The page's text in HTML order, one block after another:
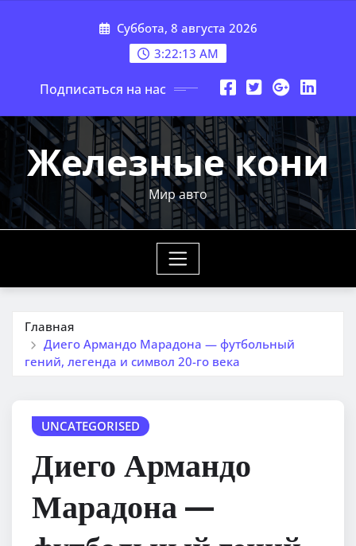
Суббота, 8 августа 2026
3:22:14 AM
Подписаться на нас
Железные кони
Мир авто
Главная
Диего Армандо Марадона — футбольный
гений, легенда и символ 20-го века
UNCATEGORISED
Диего Армандо
Марадона —